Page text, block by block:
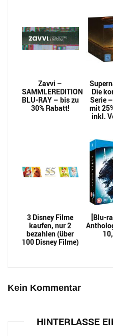
Zavvi –
SAMMLEREDITION
BLU-RAY – bis zu
30% Rabatt!
Die
Serie
mit
inkl.
3 Disney Filme
kaufen, nur 2
bezahlen (über
100 Disney Filme)
[Blu-
Kein Kommentar
HINTERLASSE